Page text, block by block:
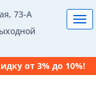
73-А
от 3% до 10%!